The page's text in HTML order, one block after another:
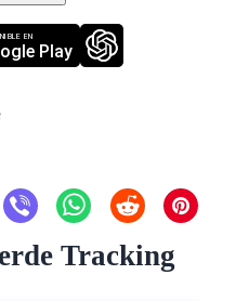
Play
EN
Tracking